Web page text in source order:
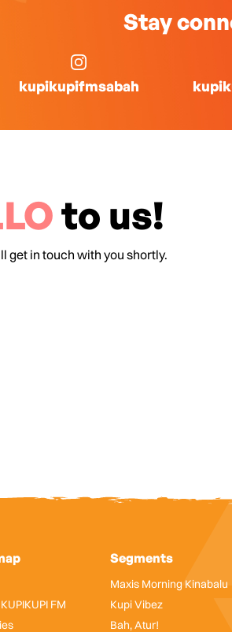
Stay
kupikupifmsabah
to us!
get in touch with you shortly.
FM
Segments
Maxis Morning Kinabalu
Kupi Vibez
Bah, Atur!